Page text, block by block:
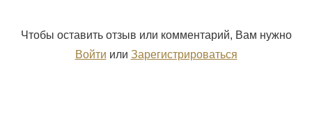
Чтобы оставить отзыв или комментарий, Вам нужно
Войти или Зарегистрироваться